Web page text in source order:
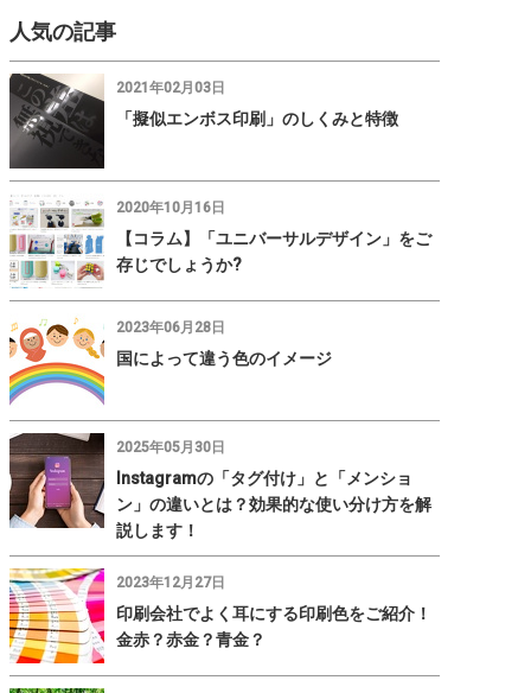
人気の記事
2021年02月03日
「擬似エンボス印刷」のしくみと特徴
2020年10月16日
【コラム】「ユニバーサルデザイン」をご
存じでしょうか?
2023年06月28日
国によって違う色のイメージ
2025年05月30日
Instagramの「タグ付け」と「メンショ
ン」の違いとは？効果的な使い分け方を解
説します！
2023年12月27日
印刷会社でよく耳にする印刷色をご紹介！
金赤？赤金？青金？